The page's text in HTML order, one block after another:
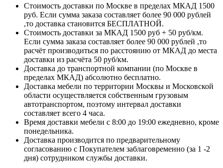
Стоимость доставки по Москве в пределах МКАД 1500
руб. Если сумма заказа составляет более 90 000 рублей
,то доставка становится БЕСПЛАТНОЙ.
Стоимость доставки за МКАД 1500 руб + 50 руб/км.
Если сумма заказа составляет более 90 000 рублей ,то
расчёт производиться по расстоянию от МКАД до места
доставки из расчёта 50 руб/км.
Доставка до транспортной компании (по Москве в
пределах МКАД) абсолютно бесплатно.
Доставка мебели по территории Москвы и Московской
области осуществляется собственным грузовым
автотранспортом, поэтому интервал доставки
составляет всего 4 часа.
Время доставки мебели с 8:00 до 19:00 ежедневно, кроме
понедельника.
Доставка производится по предварительному
согласованию с Покупателем заблаговременно (за 1 -2
дня) сотрудником службы доставки.